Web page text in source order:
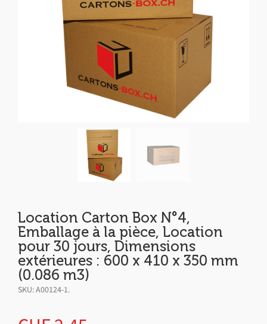
Location Carton Box N°4,
Emballage à la pièce, Location
pour 30 jours, Dimensions
extérieures : 600 x 410 x 350 mm
(0.086 m3)
SKU:A00124-1.